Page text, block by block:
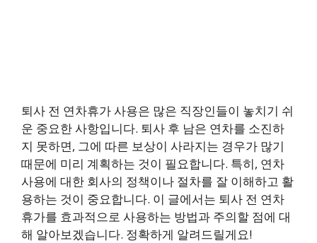
퇴사 전 연차휴가 사용은 많은 직장인들이 놓치기 쉬
운 중요한 사항입니다. 퇴사 후 남은 연차를 소진하
지 못하면, 그에 따른 보상이 사라지는 경우가 많기
때문에 미리 계획하는 것이 필요합니다. 특히, 연차
사용에 대한 회사의 정책이나 절차를 잘 이해하고 활
용하는 것이 중요합니다. 이 글에서는 퇴사 전 연차
휴가를 효과적으로 사용하는 방법과 주의할 점에 대
해 알아보겠습니다. 정확하게 알려드릴게요!